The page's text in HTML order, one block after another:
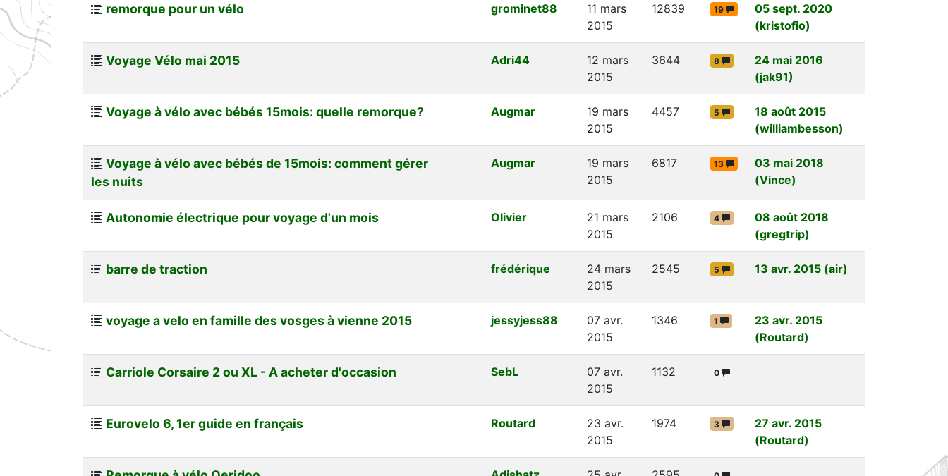
remorque pour un vélo grominet88
11 mars
2015
12839 19
05 sept. 2020
(kristofio)
Voyage Vélo mai 2015 Adri44
12 mars
2015
3644 8
24 mai 2016
(jak91)
Voyage à vélo avec bébés 15mois: quelle remorque? Augmar
19 mars
2015
4457 5
18 août 2015
(williambesson)
Voyage à vélo avec bébés de 15mois: comment gérer
les nuits
Augmar
19 mars
2015
6817 13
03 mai 2018
(Vince)
Autonomie électrique pour voyage d'un mois Olivier
21 mars
2015
2106 4
08 août 2018
(gregtrip)
barre de traction frédérique
24 mars
2015
2545 5 13 avr. 2015 (air)
voyage a velo en famille des vosges à vienne 2015 jessyjess88
07 avr.
2015
1346 1
23 avr. 2015
(Routard)
Carriole Corsaire 2 ou XL - A acheter d'occasion SebL
07 avr.
2015
1132 0
Eurovelo 6, 1er guide en français Routard
23 avr.
2015
1974 3
27 avr. 2015
(Routard)